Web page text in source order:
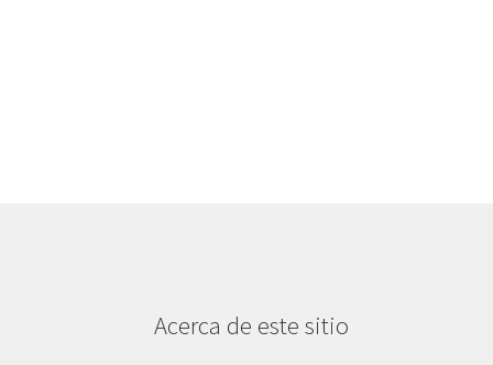
Acerca de este sitio